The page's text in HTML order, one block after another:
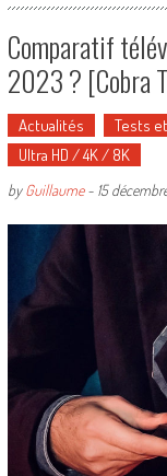
Comparatif
2023 ? [Cobra
Actualités Tests
Ultra HD / 4K / 8K
byGuillaume- 15